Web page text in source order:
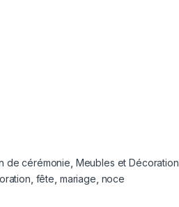
de cérémonie Meubles et Décoration
fête mariage noce